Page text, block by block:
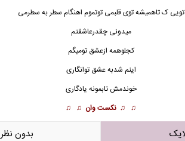
تویی ک تاهمیشه توی قلبمی توتموم اهنگام سطر به سطرمی
میدونی چقدرعاشقتم
کجلوهمه ازعشق تومیگم
اینم شدبه عشق توانگاری
خوندمش تابمونه یادگاری
♫ ♫ نکست وان ♫ ♫
بدون نظر